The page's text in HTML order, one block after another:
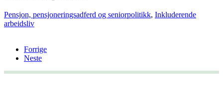
Pensjon, pensjoneringsadferd og seniorpolitikk, Inkluderende
arbeidsliv
Forrige
Neste